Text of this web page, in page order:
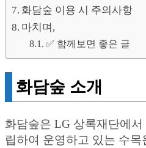
화담숲 이용 시 주의사항
마치며,
✅ 함께보면 좋은 글
화담숲 소개
화담숲은 LG 상록재단에
립하여 운영하고 있는 수목